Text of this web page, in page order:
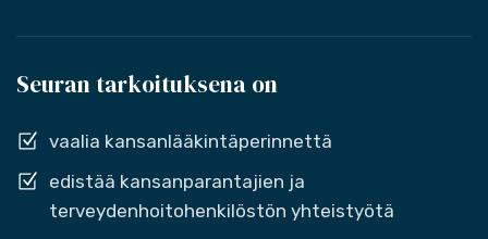
Seuran tarkoituksena on
vaalia kansanlääkintäperinnettä
edistää kansanparantajien ja
terveydenhoitohenkilöstön yhteistyötä